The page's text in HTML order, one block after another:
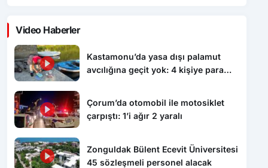
Video Haberler
Kastamonu’da yasa dışı palamut
avcılığına geçit yok: 4 kişiye para
Çorum’da otomobil ile motosiklet
çarpıştı: 1’i ağır 2 yaralı
Zonguldak Bülent Ecevit Üniversitesi
45 sözleşmeli personel alacak